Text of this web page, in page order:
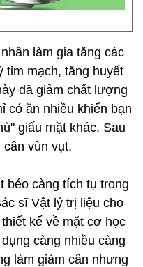
làm gia tăng các
tim mạch, tăng huyết
đã giảm chất lượng
có ăn nhiều khiến bạn
giấu mặt khác. Sau
vùn vụt.
béo càng tích tụ trong
sĩ Vật lý trị liệu cho
kế về mặt cơ học
càng nhiều càng
làm giảm cân nhưng